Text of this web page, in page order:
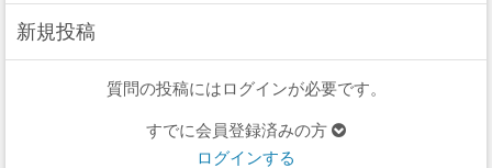
新規投稿
質問の投稿にはログインが必要です。
すでに会員登録済みの方
ログインする